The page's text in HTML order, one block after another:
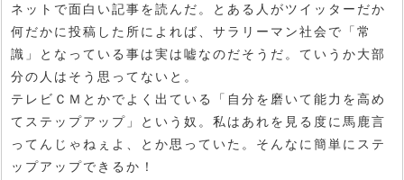
ネットで面白い記事を読んだ。とある人がツイッターだか
何だかに投稿した所によれば、サラリーマン社会で「常
識」となっている事は実は嘘なのだそうだ。ていうか大部
分の人はそう思ってないと。
テレビＣＭとかでよく出ている「自分を磨いて能力を高め
てステップアップ」という奴。私はあれを見る度に馬鹿言
ってんじゃねぇよ、とか思っていた。そんなに簡単にステ
ップアップできるか！